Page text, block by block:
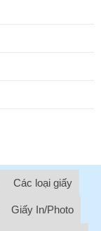
Các loại giấy
Giấy In/Photo